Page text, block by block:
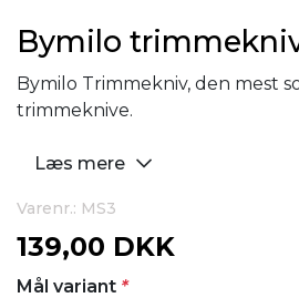
Bymilo
Bymilo Trimmekniv, den mest
trimmeknive.
Læs mere
Varenr.: MS3
139,00 DKK
Mål variant *